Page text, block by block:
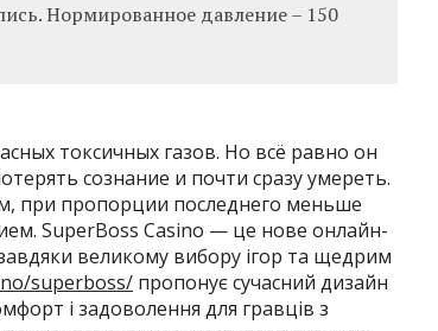
Нормированное давление – 150
токсичных газов. Но всё равно он
сознание и почти сразу умереть.
при пропорции последнего меньше
SuperBoss Casino — це нове онлайн-
великому вибору ігор та щедрим
superboss/ пропонує сучасний дизайн
і задоволення для гравців з